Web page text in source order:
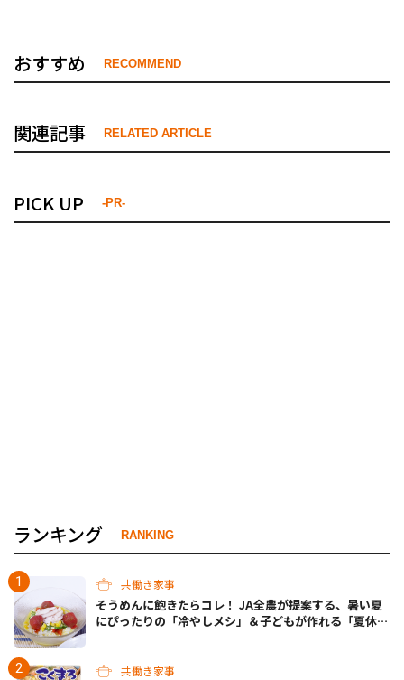
おすすめ RECOMMEND
関連記事 RELATED ARTICLE
PICK UP -PR-
ランキング RANKING
共働き家事
そうめんに飽きたらコレ！ JA全農が提案する、暑い夏
にぴったりの「冷やしメシ」＆子どもが作れる「夏休み
共働き家事